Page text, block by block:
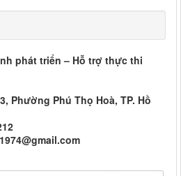
phát triển – Hỗ trợ thực thi
Phường Phú Thọ Hoà, TP. Hồ